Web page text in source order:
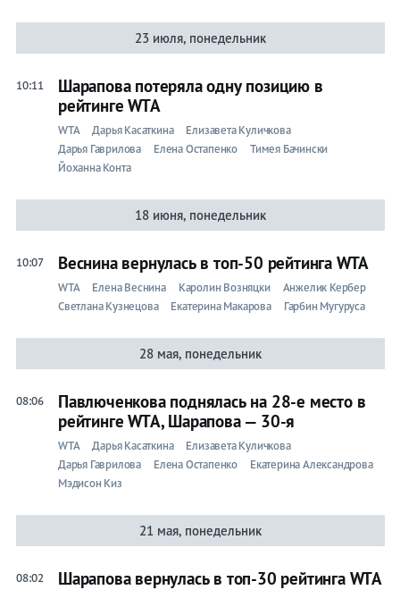
23 июля, понедельник
10:11
Шарапова потеряла одну позицию в
рейтинге WTA
WTA Дарья Касаткина
Елизавета Куличкова
Дарья Гаврилова
Елена Остапенко
Тимея Бачински
Йоханна Конта
18 июня, понедельник
10:07 Веснина вернулась в топ-50 рейтинга WTA
WTA Елена Веснина Каролин Возняцки
Анжелик Кербер
Светлана Кузнецова
Екатерина Макарова Гарбин Мугуруса
28 мая, понедельник
08:06
Павлюченкова поднялась на 28-е место в
рейтинге WTA, Шарапова — 30-я
WTA Дарья Касаткина
Елизавета Куличкова
Дарья Гаврилова
Елена Остапенко
Екатерина Александрова
Мэдисон Киз
21 мая, понедельник
08:02 Шарапова вернулась в топ-30 рейтинга WTA
Лента
Вся
лента
Гаррос
ATP
Бокс
Прочие
Игры